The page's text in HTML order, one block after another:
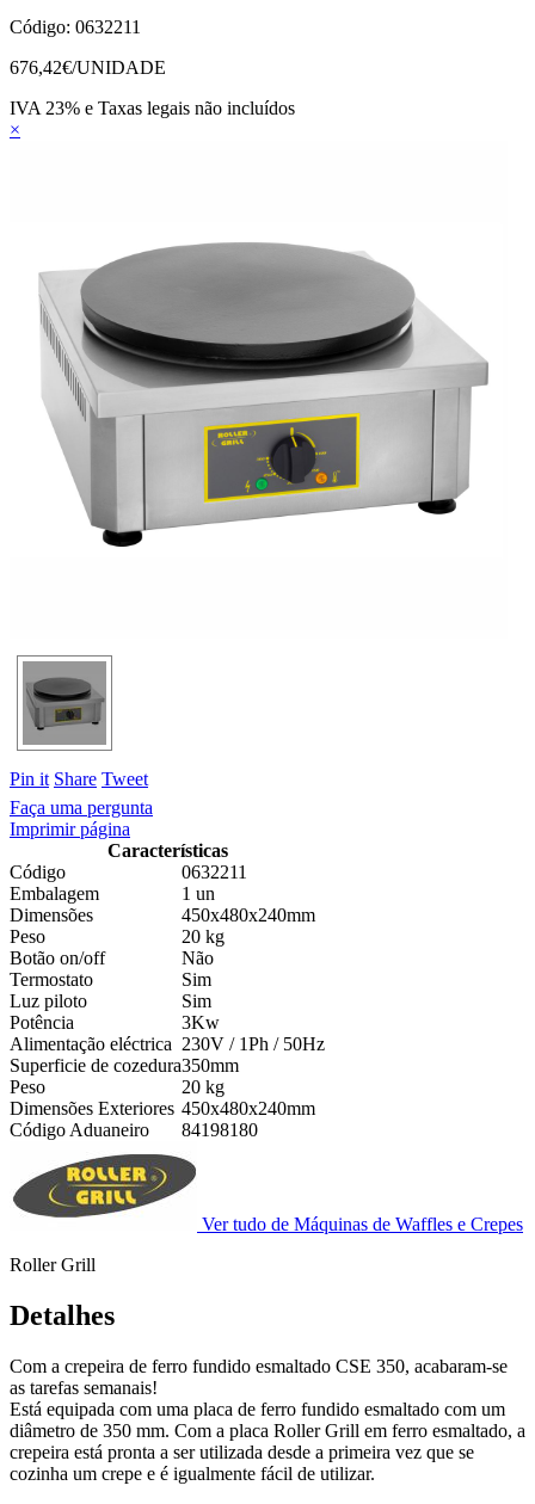
Código: 0632211
676,42€/UNIDADE
IVA 23% e Taxas legais não incluídos
×
Pin it Share Tweet
Faça uma pergunta
Imprimir página
Características
Código
0632211
Embalagem
1 un
Dimensões
450x480x240mm
Peso
20 kg
Botão on/off
Não
Termostato
Sim
Luz piloto
Sim
Potência
3Kw
Alimentação eléctrica 230V / 1Ph / 50Hz
Superficie de cozedura350mm
Peso
20 kg
Dimensões Exteriores 450x480x240mm
Código Aduaneiro
84198180
Ver tudo de Máquinas de Waffles e Crepes
Roller Grill
Detalhes
Com a crepeira de ferro fundido esmaltado CSE 350, acabaram-se
as tarefas semanais!
Está equipada com uma placa de ferro fundido esmaltado com um
diâmetro de 350 mm. Com a placa Roller Grill em ferro esmaltado, a
crepeira está pronta a ser utilizada desde a primeira vez que se
cozinha um crepe e é igualmente fácil de utilizar.